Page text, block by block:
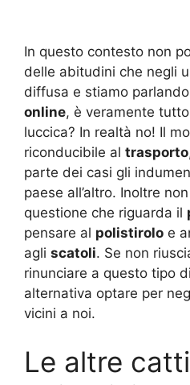
In questo contesto non
delle abitudini che negli
diffusa e stiamo
online, è veramente
luccica? In realtà no! Il
riconducibile al trasporto
parte dei casi gli
paese all’altro. Inoltre
questione che riguarda il
pensare al polistirolo e
agli scatoli. Se non
rinunciare a questo tipo
alternativa optare per
vicini a noi.
Le altre